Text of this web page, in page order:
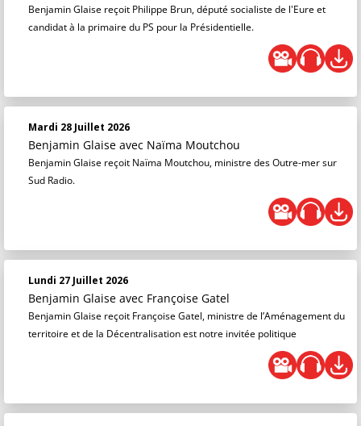
Benjamin Glaise reçoit Philippe Brun, député socialiste de l'Eure et
candidat à la primaire du PS pour la Présidentielle.
Mardi 28 Juillet 2026
Benjamin Glaise avec Naïma Moutchou
Benjamin Glaise reçoit Naïma Moutchou, ministre des Outre-mer sur
Sud Radio.
Lundi 27 Juillet 2026
Benjamin Glaise avec Françoise Gatel
Benjamin Glaise reçoit Françoise Gatel, ministre de l’Aménagement du
territoire et de la Décentralisation est notre invitée politique